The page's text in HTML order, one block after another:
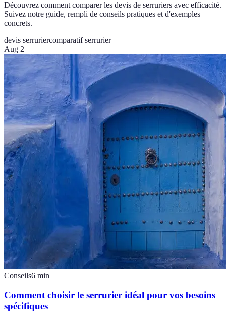
Découvrez comment comparer les devis de serruriers avec efficacité.
Suivez notre guide, rempli de conseils pratiques et d'exemples
concrets.
devis serruriercomparatif serrurier
Aug 2
Conseils6 min
Comment choisir le serrurier idéal pour vos besoins
spécifiques